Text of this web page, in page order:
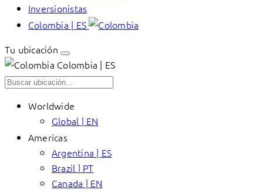
Inversionistas
Colombia | ES
Tu ubicación
Colombia | ES
Worldwide
Global | EN
Americas
Argentina | ES
Brazil | PT
Canada | EN